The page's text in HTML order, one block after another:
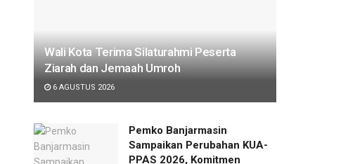
Wali Kota Terima Silaturahmi Peserta
Ziarah dan Jemaah Umroh
6 AGUSTUS 2026
Pemko Banjarmasin
Sampaikan Perubahan KUA-
PPAS 2026, Komitmen